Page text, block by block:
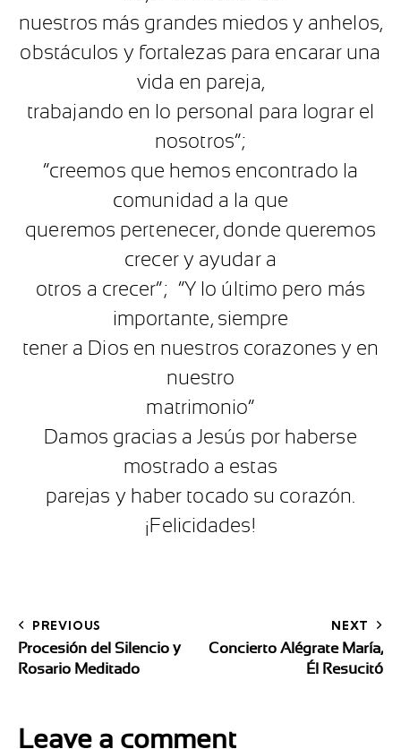
nuestros más grandes miedos y anhelos,
obstáculos y fortalezas para encarar una
vida en pareja,
trabajando en lo personal para lograr el
nosotros”;
“creemos que hemos encontrado la
comunidad a la que
queremos pertenecer, donde queremos
crecer y ayudar a
otros a crecer”; “Y lo último pero más
importante, siempre
tener a Dios en nuestros corazones y en
nuestro
matrimonio”
Damos gracias a Jesús por haberse
mostrado a estas
parejas y haber tocado su corazón.
¡Felicidades!
PREVIOUS
Procesión del Silencio y
Rosario Meditado
NEXT
Concierto Alégrate María,
Él Resucitó
Leave a comment